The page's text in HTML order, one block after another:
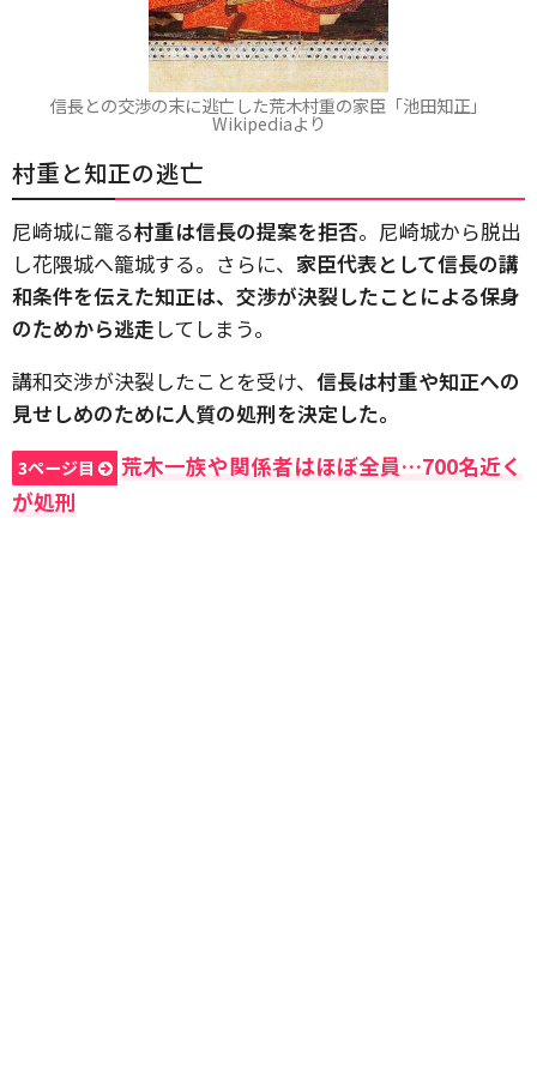
信長との交渉の末に逃亡した荒木村重の家臣「池田知正」
Wikipediaより
村重と知正の逃亡
尼崎城に籠る村重は信長の提案を拒否。尼崎城から脱出
し花隈城へ籠城する。さらに、 家臣代表として信長の講
和条件を伝えた知正は、交渉が決裂したことによる保身
のためから逃走 してしまう。
講和交渉が決裂したことを受け、 信長は村重や知正への
見せしめのために人質の処刑を決定した。
3ページ目
荒木一族や関係者はほぼ全員…700名近く
が処刑